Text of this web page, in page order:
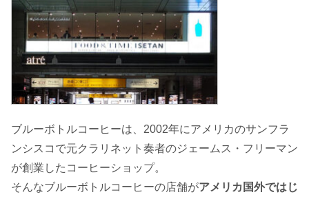
ブルーボトルコーヒーは、2002年にアメリカのサンフラ
ンシスコで元クラリネット奏者のジェームス・フリーマン
が創業したコーヒーショップ。
そんなブルーボトルコーヒーの店舗がアメリカ国外ではじ